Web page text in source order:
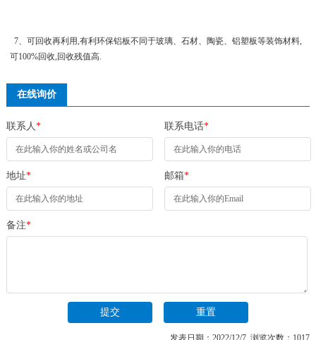
7、可回收再利用,有利环保铝板不同于玻璃、石材、陶瓷、铝塑板等装饰材料,
可100%回收,回收残值高.
在线询价
联系人* 联系电话*
地址* 邮箱*
备注*
发表日期：2022/12/7 浏览次数：1017